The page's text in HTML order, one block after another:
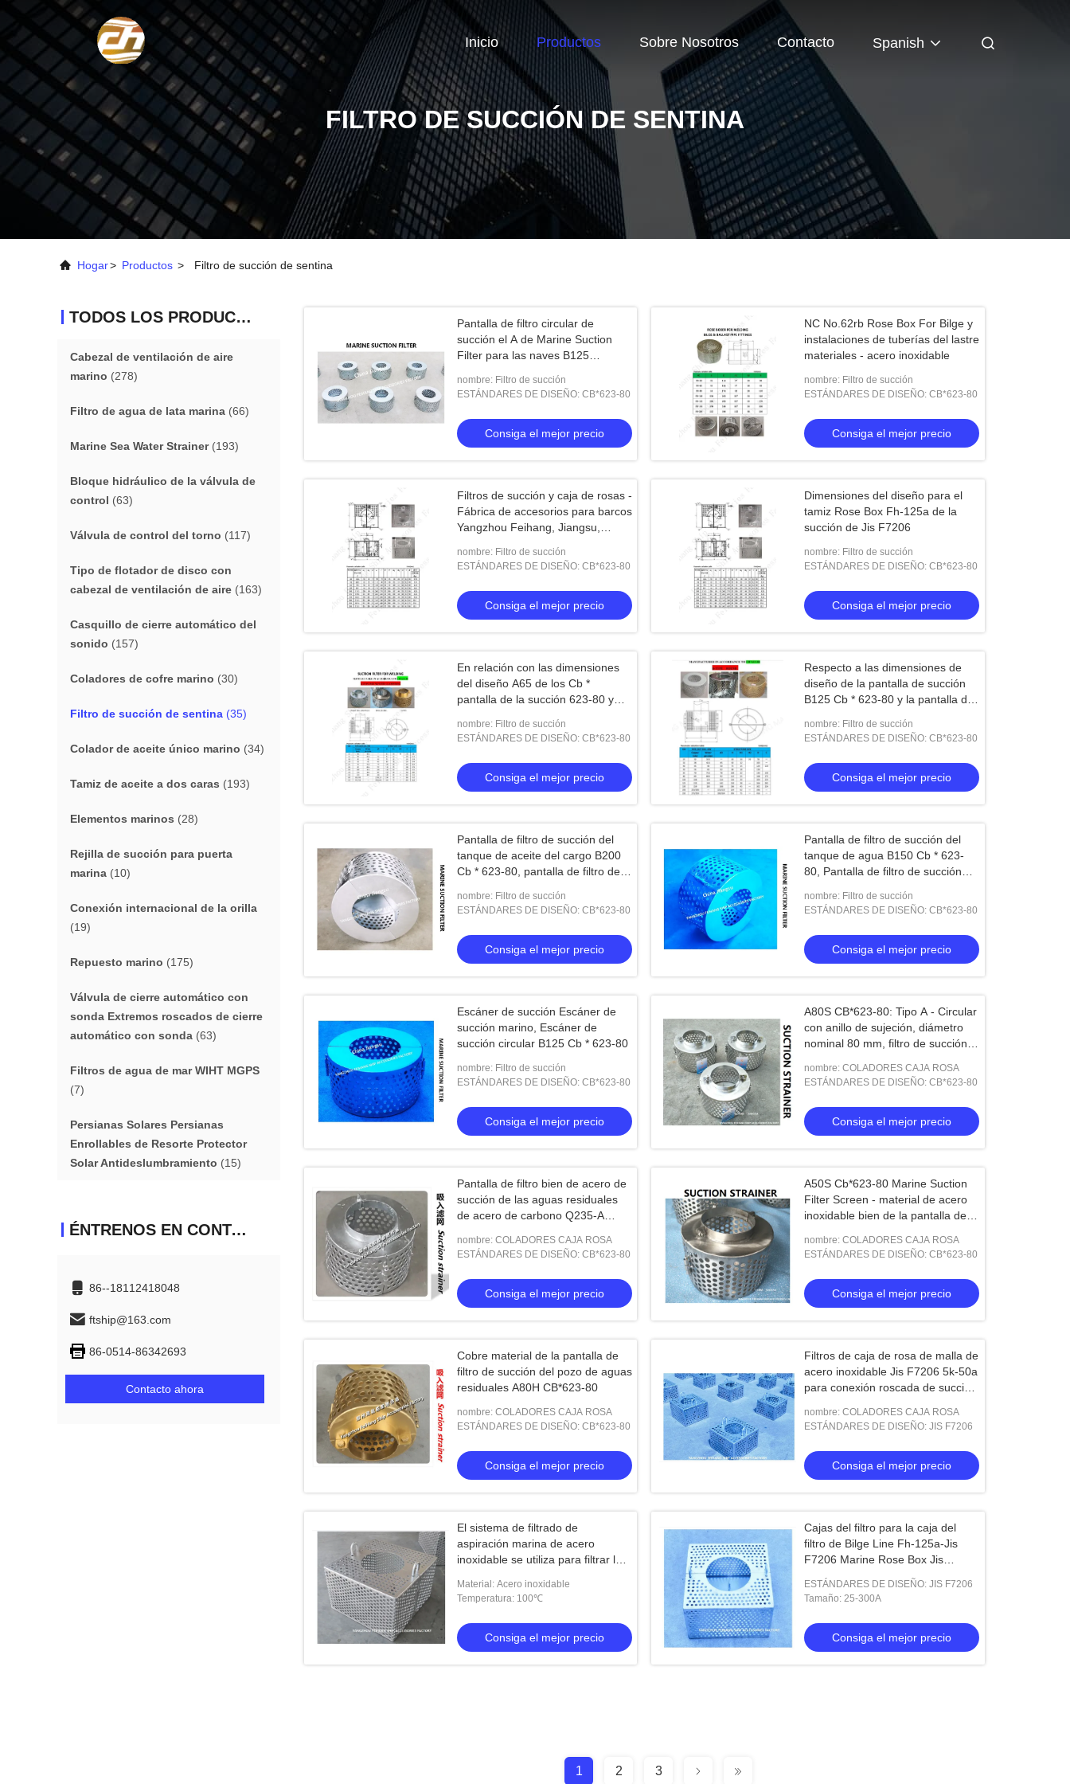
Inicio Productos Sobre Nosotros Contacto Spanish
FILTRO DE SUCCIÓN DE SENTINA
Hogar> Productos > Filtro de succión de sentina
TODOS LOS PRODUCTOS
Cabezal de ventilación de aire
marino (278)
Filtro de agua de lata marina (66)
Marine Sea Water Strainer(193)
Bloque hidráulico de la válvula de
control (63)
Válvula de control del torno (117)
Tipo de flotador de disco con
cabezal de ventilación de aire (163)
Casquillo de cierre automático del
sonido (157)
Coladores de cofre marino (30)
Filtro de succión de sentina (35)
Colador de aceite único marino (34)
Tamiz de aceite a dos caras (193)
Elementos marinos (28)
Rejilla de succión para puerta
marina (10)
Conexión internacional de la orilla
(19)
Repuesto marino (175)
Válvula de cierre automático con
sonda Extremos roscados de cierre
automático con sonda (63)
Filtros de agua de mar WIHT MGPS
(7)
Persianas Solares Persianas
Enrollables de Resorte Protector
Solar Antideslumbramiento (15)
ÉNTRENOS EN CONTACTO CON
86--18112418048
ftship@163.com
86-0514-86342693
Contacto ahora
Pantalla de filtro circular de
succión el A de Marine Suction
Filter para las naves B125
nombre: Filtro de succión
ESTÁNDARES DE DISEÑO: CB*623-80
Consiga el mejor precio
NC No.62rb Rose Box For Bilge y
instalaciones de tuberías del lastre
materiales - acero inoxidable
nombre: Filtro de succión
ESTÁNDARES DE DISEÑO: CB*623-80
Consiga el mejor precio
Filtros de succión y caja de rosas -
Fábrica de accesorios para barcos
Yangzhou Feihang, Jiangsu,
nombre: Filtro de succión
ESTÁNDARES DE DISEÑO: CB*623-80
Consiga el mejor precio
Dimensiones del diseño para el
tamiz Rose Box Fh-125a de la
succión de Jis F7206
nombre: Filtro de succión
ESTÁNDARES DE DISEÑO: CB*623-80
Consiga el mejor precio
En relación con las dimensiones
del diseño A65 de los Cb *
pantalla de la succión 623-80 y
nombre: Filtro de succión
ESTÁNDARES DE DISEÑO: CB*623-80
Consiga el mejor precio
Respecto a las dimensiones de
diseño de la pantalla de succión
B125 Cb * 623-80 y la pantalla de
nombre: Filtro de succión
ESTÁNDARES DE DISEÑO: CB*623-80
Consiga el mejor precio
Pantalla de filtro de succión del
tanque de aceite del cargo B200
Cb * 623-80, pantalla de filtro de
residuales B200s Cb * 623-80
nombre: Filtro de succión
ESTÁNDARES DE DISEÑO: CB*623-80
Consiga el mejor precio
Pantalla de filtro de succión del
tanque de agua B150 Cb * 623-
80, Pantalla de filtro de succión
623-80
nombre: Filtro de succión
ESTÁNDARES DE DISEÑO: CB*623-80
Consiga el mejor precio
Escáner de succión Escáner de
succión marino, Escáner de
succión circular B125 Cb * 623-80
nombre: Filtro de succión
ESTÁNDARES DE DISEÑO: CB*623-80
Consiga el mejor precio
A80S CB*623-80: Tipo A - Circular
con anillo de sujeción, diámetro
nominal 80 mm, filtro de succión
acero inoxidable
nombre: COLADORES CAJA ROSA
ESTÁNDARES DE DISEÑO: CB*623-80
Consiga el mejor precio
Pantalla de filtro bien de acero de
succión de las aguas residuales
de acero de carbono Q235-A
nombre: COLADORES CAJA ROSA
ESTÁNDARES DE DISEÑO: CB*623-80
Consiga el mejor precio
A50S Cb*623-80 Marine Suction
Filter Screen - material de acero
inoxidable bien de la pantalla de
residuales
nombre: COLADORES CAJA ROSA
ESTÁNDARES DE DISEÑO: CB*623-80
Consiga el mejor precio
Cobre material de la pantalla de
filtro de succión del pozo de aguas
residuales A80H CB*623-80
nombre: COLADORES CAJA ROSA
ESTÁNDARES DE DISEÑO: CB*623-80
Consiga el mejor precio
Filtros de caja de rosa de malla de
acero inoxidable Jis F7206 5k-50a
para conexión roscada de succión
nombre: COLADORES CAJA ROSA
ESTÁNDARES DE DISEÑO: JIS F7206
Consiga el mejor precio
El sistema de filtrado de
aspiración marina de acero
inoxidable se utiliza para filtrar las
F7206
Material: Acero inoxidable
Temperatura: 100℃
Consiga el mejor precio
Cajas del filtro para la caja del
filtro de Bilge Line Fh-125a-Jis
F7206 Marine Rose Box Jis
F7206-1998 Marine Steel Plate
Bilge Water
ESTÁNDARES DE DISEÑO: JIS F7206
Tamaño: 25-300A
Consiga el mejor precio
1 2 3